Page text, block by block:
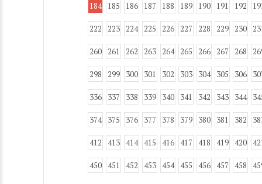
184 185 186 187 188 189 190 191 192
222 223 224 225 226 227 228 229 230
260 261 262 263 264 265 266 267 268
298 299 300 301 302 303 304 305 306
336 337 338 339 340 341 342 343 344
374 375 376 377 378 379 380 381 382
412 413 414 415 416 417 418 419 420
450 451 452 453 454 455 456 457 458